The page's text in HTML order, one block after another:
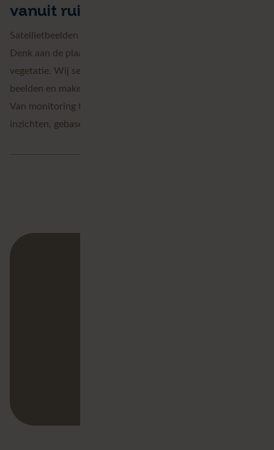
vanuit ruimtelijke data
Satellietbeelden leveren waardevolle data op grote schaal.
Denk aan de plaatsing van zonnepanelen of verandering in
vegetatie. Wij selecteren, verwerken en verrijken deze
beelden en maken ze toepasbaar binnen uw GIS-omgeving.
Van monitoring tot landgebruik: wij zorgen voor scherpe
inzichten, gebaseerd op actuele beelden.